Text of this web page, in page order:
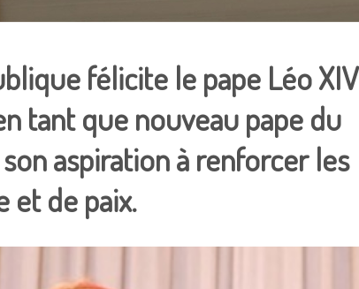
félicite le pape Léo XIV
tant que nouveau pape du
aspiration à renforcer les
et de paix.